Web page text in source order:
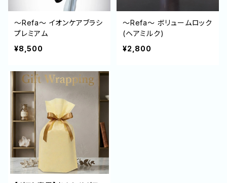
～Refa～ イオンケアブラシ
プレミアム
¥8,500
～Refa～ ボリュームロック
(ヘアミルク)
¥2,800